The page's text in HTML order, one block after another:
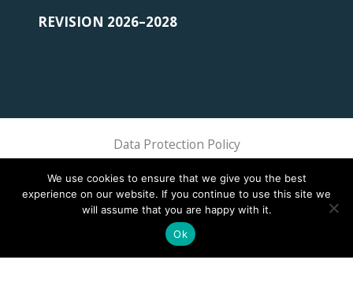
REVISION 2026–2028
Data Protection Policy
We use cookies to ensure that we give you the best
experience on our website. If you continue to use this site we
will assume that you are happy with it.
Ok